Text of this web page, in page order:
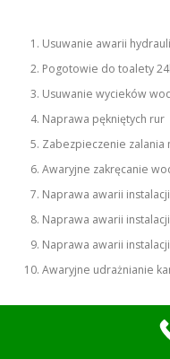
Usuwanie awarii
Pogotowie do toalety
Usuwanie wycieków
Naprawa pękniętych rur
Zabezpieczenie zalania
Awaryjne zakręcanie
Naprawa awarii
Naprawa awarii
Naprawa awarii
Awaryjne udrażnianie
2. Toalety i